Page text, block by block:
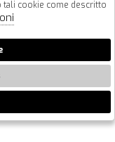
tali cookie come descritto